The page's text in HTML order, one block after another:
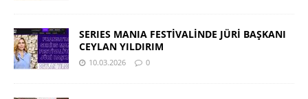
SERIES MANIA FESTİVALİNDE JÜRİ BAŞKANI
CEYLAN YILDIRIM
10.03.2026 0